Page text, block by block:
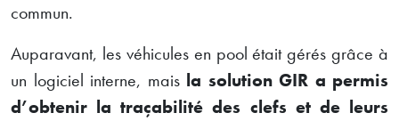
commun.
Auparavant, les véhicules en pool était gérés grâce à
un logiciel interne, mais la solution GIR a permis
d’obtenir la traçabilité des clefs et de leurs